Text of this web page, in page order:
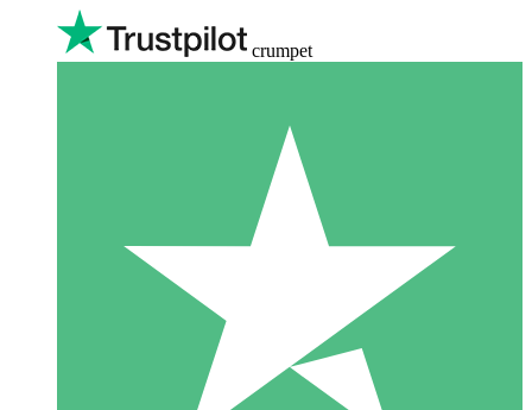
crumpet